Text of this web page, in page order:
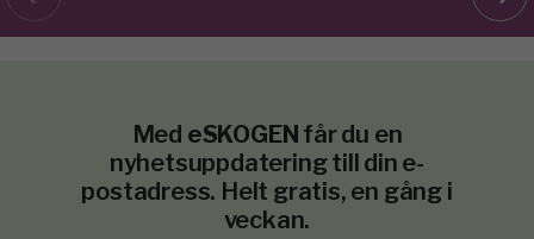
Med eSKOGEN får du en
nyhetsuppdatering till din e-
postadress. Helt gratis, en gång i
veckan.